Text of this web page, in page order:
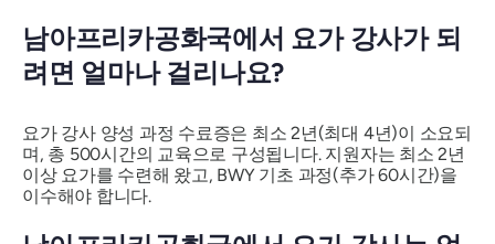
남아프리카공화국에서 요가 강사가 되
려면 얼마나 걸리나요?
요가 강사 양성 과정 수료증은 최소 2년(최대 4년)이 소요되
며, 총 500시간의 교육으로 구성됩니다. 지원자는 최소 2년
이상 요가를 수련해 왔고, BWY 기초 과정(추가 60시간)을
이수해야 합니다.